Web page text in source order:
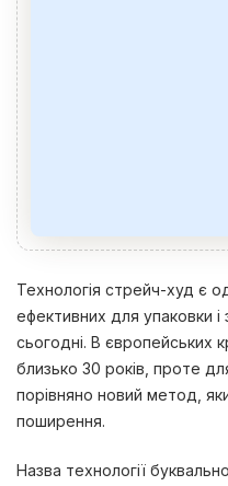
Технологія стрейч-худ є
ефективних для упаковки
сьогодні. В європейських
близько 30 років, проте
порівняно новий метод,
поширення.
Назва технології